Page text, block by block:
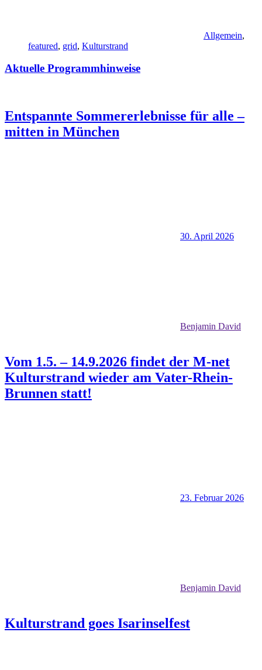
Allgemein,
featured, grid, Kulturstrand
Aktuelle Programmhinweise
Entspannte Sommererlebnisse für alle –
mitten in München
30. April 2026
Benjamin David
Vom 1.5. – 14.9.2026 findet der M-net
Kulturstrand wieder am Vater-Rhein-
Brunnen statt!
23. Februar 2026
Benjamin David
Kulturstrand goes Isarinselfest